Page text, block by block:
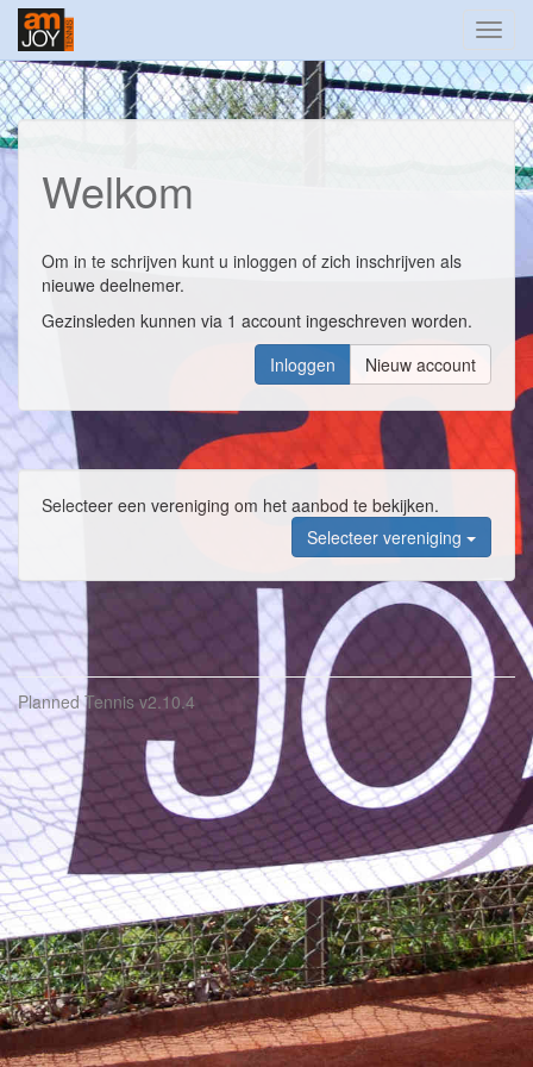
Welkom
Om in te schrijven kunt u inloggen of zich inschrijven als
nieuwe deelnemer.
Gezinsleden kunnen via 1 account ingeschreven worden.
Inloggen
Nieuw account
Selecteer een vereniging om het aanbod te bekijken.
Selecteer vereniging
Planned Tennis v2.10.4